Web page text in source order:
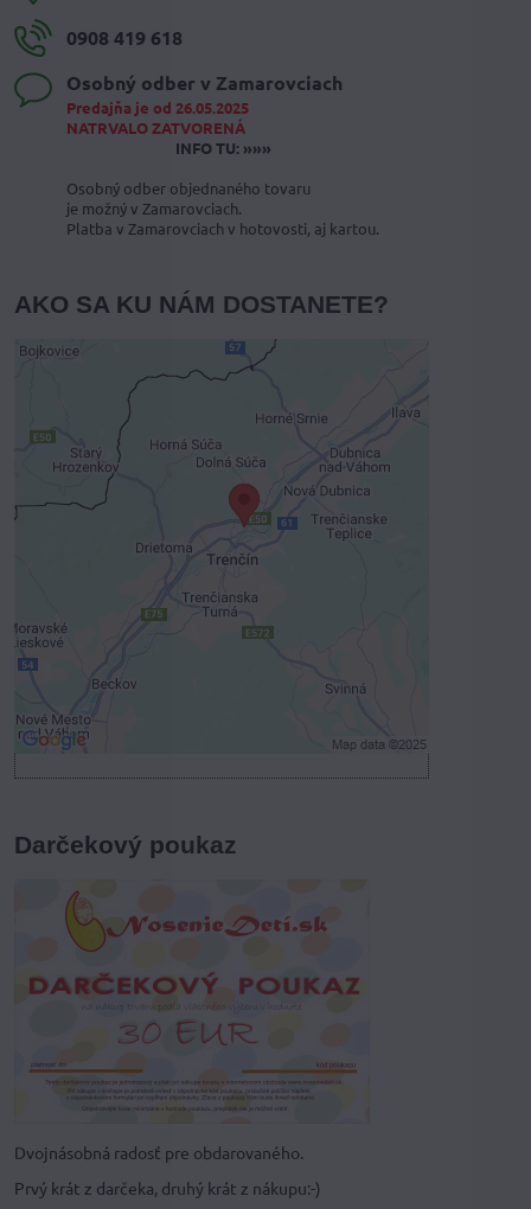
0908 419 618
Osobný odber v Zamarovciach
Predajňa je od 26.05.2025
NATRVALO ZATVORENÁ
INFO TU: »»»
Osobný odber objednaného tovaru
je možný v Zamarovciach.
Platba v Zamarovciach v hotovosti, aj kartou.
AKO SA KU NÁM DOSTANETE?
Externý obsah je blokovaný
Voľbami súkromia
Prajete si načítať externý obsah?
Povoliť tentokrát
Povoliť a zapamätať - súhlas s druhom
cookie: Funkčné
Darčekový poukaz
Dvojnásobná radosť pre obdarovaného.
Prvý krát z darčeka, druhý krát z nákupu:-)